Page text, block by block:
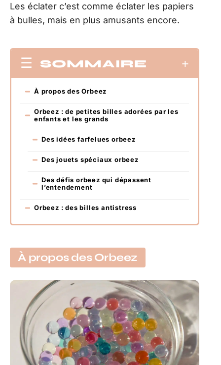
Les éclater c’est comme éclater les papiers
à bulles, mais en plus amusants encore.
SOMMAIRE
À propos des Orbeez
Orbeez : de petites billes adorées par les
enfants et les grands
Des idées farfelues orbeez
Des jouets spéciaux orbeez
Des défis orbeez qui dépassent
l’entendement
Orbeez : des billes antistress
À propos des Orbeez